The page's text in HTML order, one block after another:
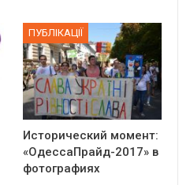
ПУБЛІКАЦІЇ
Исторический момент:
«ОдессаПрайд-2017» в
фотографиях